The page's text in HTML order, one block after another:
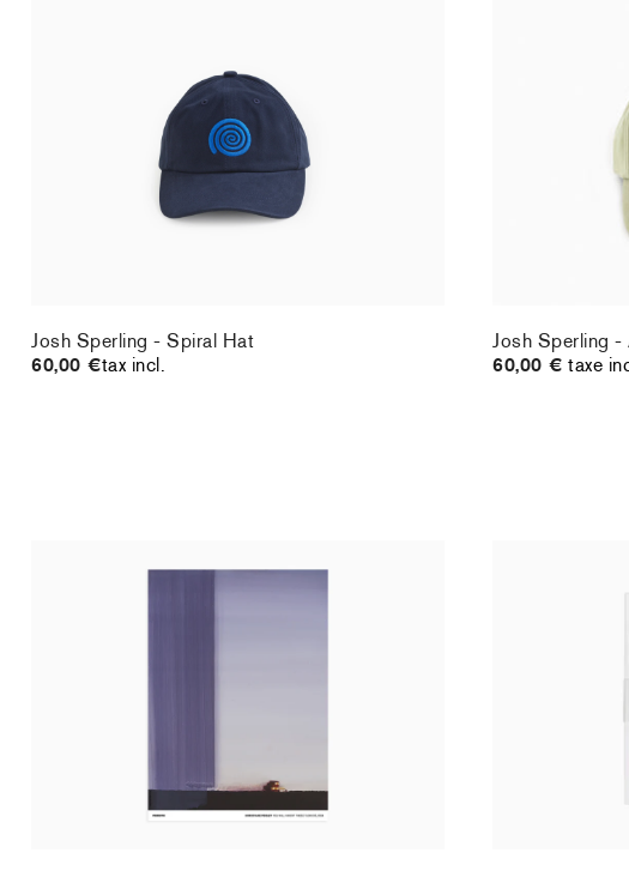
Josh Sperling - Spiral Hat
60,00 €tax incl.
Josh Sperling
60,00 € taxe
Christiane Pooley - You Will Inherit These
taxe